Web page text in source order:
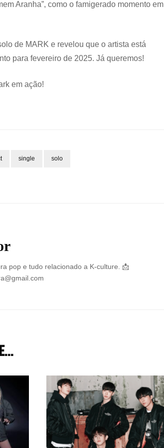
Aranha”, como o famigerado momento em
de MARK e revelou que o artista está
para fevereiro de 2025. Já queremos!
em ação!
single solo
pop e tudo relacionado a K-culture. 📩